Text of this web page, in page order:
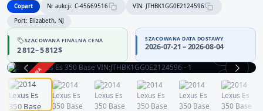
Copart Nr aukcji: C-45669516
VIN: JTHBK1GG0E2124596
Port: Elizabeth, NJ
SZACOWANA FINALNA CENA
2 812 – 5 812 $
SZACOWANA DATA DOSTAWY
2026-07-21 – 2026-08-04
ZAKOŃCZONA